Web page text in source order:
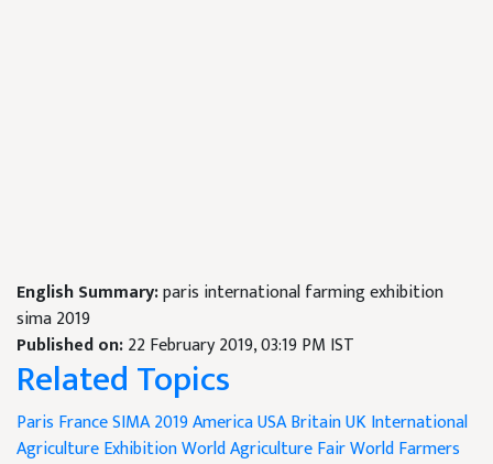
English Summary:paris international farming exhibition
sima 2019
Published on:22 February 2019, 03:19 PM IST
Related Topics
Paris FranceSIMA 2019AmericaUSABritainUKInternational
Agriculture ExhibitionWorld Agriculture FairWorld Farmers